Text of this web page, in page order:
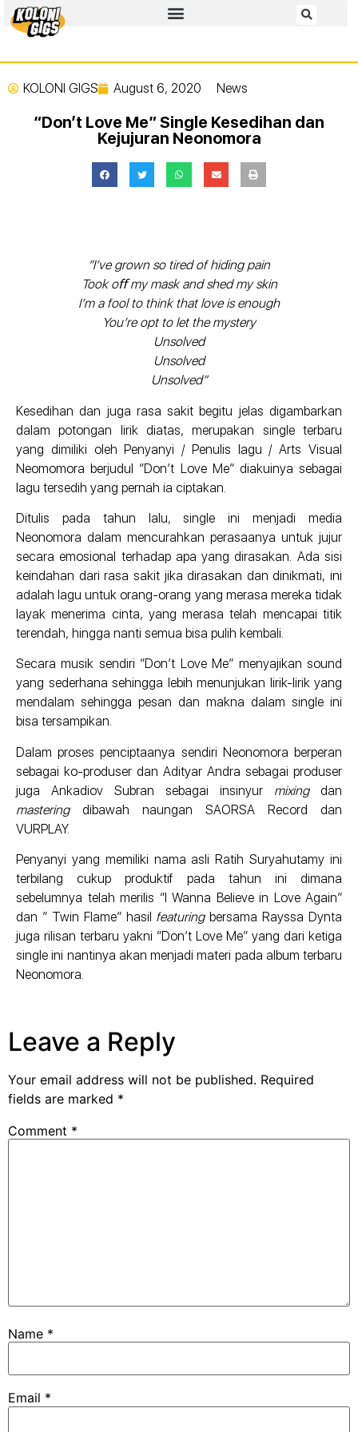
KOLONI GIGS August 6, 2020 News
“Don’t Love Me” Single Kesedihan dan
Kejujuran Neonomora
“I’ve grown so tired of hiding pain
Took oﬀ my mask and shed my skin
I’m a fool to think that love is enough
You’re opt to let the mystery
Unsolved
Unsolved
Unsolved”
Kesedihan dan juga rasa sakit begitu jelas digambarkan
dalam potongan lirik diatas, merupakan single terbaru
yang dimiliki oleh Penyanyi / Penulis lagu / Arts Visual
Neomomora berjudul “Don’t Love Me” diakuinya sebagai
lagu tersedih yang pernah ia ciptakan.
Ditulis pada tahun lalu, single ini menjadi media
Neonomora dalam mencurahkan perasaanya untuk jujur
secara emosional terhadap apa yang dirasakan. Ada sisi
keindahan dari rasa sakit jika dirasakan dan dinikmati, ini
adalah lagu untuk orang-orang yang merasa mereka tidak
layak menerima cinta, yang merasa telah mencapai titik
terendah, hingga nanti semua bisa pulih kembali.
Secara musik sendiri “Don’t Love Me” menyajikan sound
yang sederhana sehingga lebih menunjukan lirik-lirik yang
mendalam sehingga pesan dan makna dalam single ini
bisa tersampikan.
Dalam proses penciptaanya sendiri Neonomora berperan
sebagai ko-produser dan Adityar Andra sebagai produser
juga Ankadiov Subran sebagai insinyur mixingdan
mastering dibawah naungan SAORSA Record dan
VURPLAY.
Penyanyi yang memiliki nama asli Ratih Suryahutamy ini
terbilang cukup produktif pada tahun ini dimana
sebelumnya telah merilis “I Wanna Believe in Love Again”
dan ” Twin Flame” hasil featuringbersama Rayssa Dynta
juga rilisan terbaru yakni “Don’t Love Me” yang dari ketiga
single ini nantinya akan menjadi materi pada album terbaru
Neonomora.
Leave a Reply
Your email address will not be published. Required
fields are marked *
Comment *
Name *
Email *